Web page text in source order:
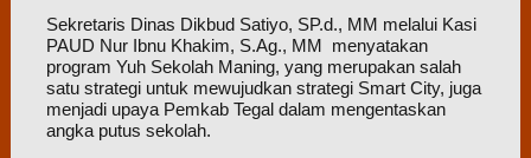
Sekretaris Dinas Dikbud Satiyo, SP.d., MM melalui Kasi
PAUD Nur Ibnu Khakim, S.Ag., MM menyatakan
program Yuh Sekolah Maning, yang merupakan salah
satu strategi untuk mewujudkan strategi Smart City, juga
menjadi upaya Pemkab Tegal dalam mengentaskan
angka putus sekolah.